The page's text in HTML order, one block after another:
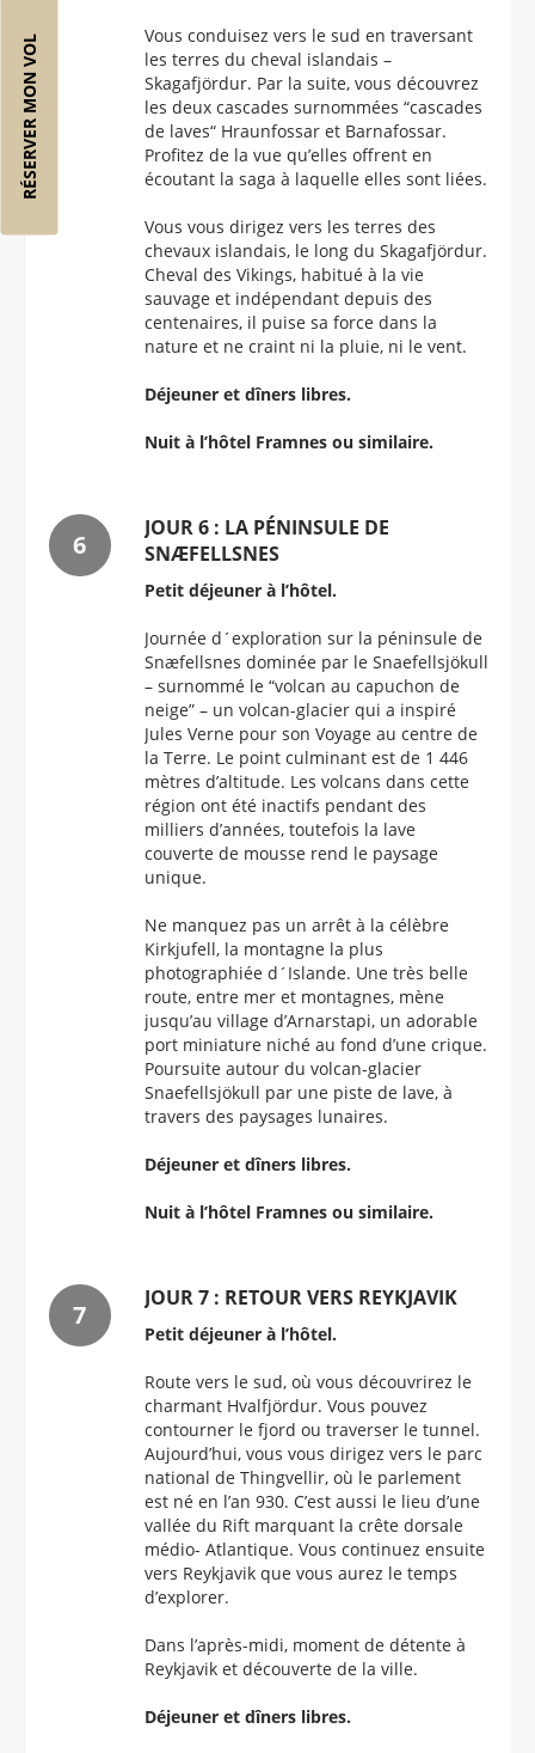
RÉSERVER MON VOL
Vous conduisez vers le sud en traversant
les terres du cheval islandais –
Skagafjördur. Par la suite, vous découvrez
les deux cascades surnommées “cascades
de laves“ Hraunfossar et Barnafossar.
Profitez de la vue qu’elles offrent en
écoutant la saga à laquelle elles sont liées.
Vous vous dirigez vers les terres des
chevaux islandais, le long du Skagafjördur.
Cheval des Vikings, habitué à la vie
sauvage et indépendant depuis des
centenaires, il puise sa force dans la
nature et ne craint ni la pluie, ni le vent.
Déjeuner et dîners libres.
Nuit à l’hôtel Framnes ou similaire.
JOUR 6 : LA PÉNINSULE DE
SNÆFELLSNES
Petit déjeuner à l’hôtel.
Journée d´exploration sur la péninsule de
Snӕfellsnes dominée par le Snaefellsjökull
– surnommé le “volcan au capuchon de
neige” – un volcan-glacier qui a inspiré
Jules Verne pour son Voyage au centre de
la Terre. Le point culminant est de 1 446
mètres d’altitude. Les volcans dans cette
région ont été inactifs pendant des
milliers d’années, toutefois la lave
couverte de mousse rend le paysage
unique.
Ne manquez pas un arrêt à la célèbre
Kirkjufell, la montagne la plus
photographiée d´Islande. Une très belle
route, entre mer et montagnes, mène
jusqu’au village d’Arnarstapi, un adorable
port miniature niché au fond d’une crique.
Poursuite autour du volcan-glacier
Snaefellsjökull par une piste de lave, à
travers des paysages lunaires.
Déjeuner et dîners libres.
Nuit à l’hôtel Framnes ou similaire.
JOUR 7 : RETOUR VERS REYKJAVIK
Petit déjeuner à l’hôtel.
Route vers le sud, où vous découvrirez le
charmant Hvalfjördur. Vous pouvez
contourner le fjord ou traverser le tunnel.
Aujourd’hui, vous vous dirigez vers le parc
national de Thingvellir, où le parlement
est né en l’an 930. C’est aussi le lieu d’une
vallée du Rift marquant la crête dorsale
médio- Atlantique. Vous continuez ensuite
vers Reykjavik que vous aurez le temps
d’explorer.
Dans l’après-midi, moment de détente à
Reykjavik et découverte de la ville.
Déjeuner et dîners libres.